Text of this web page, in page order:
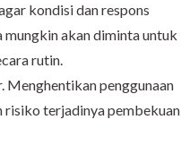
kondisi dan respons
mungkin akan diminta untuk
rutin.
Menghentikan penggunaan
risiko terjadinya pembekuan